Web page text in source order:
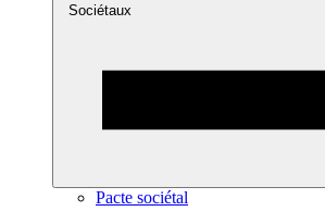
Sociétaux
Pacte sociétal